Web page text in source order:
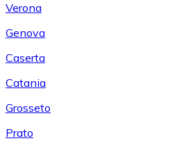
Verona
Genova
Caserta
Catania
Grosseto
Prato